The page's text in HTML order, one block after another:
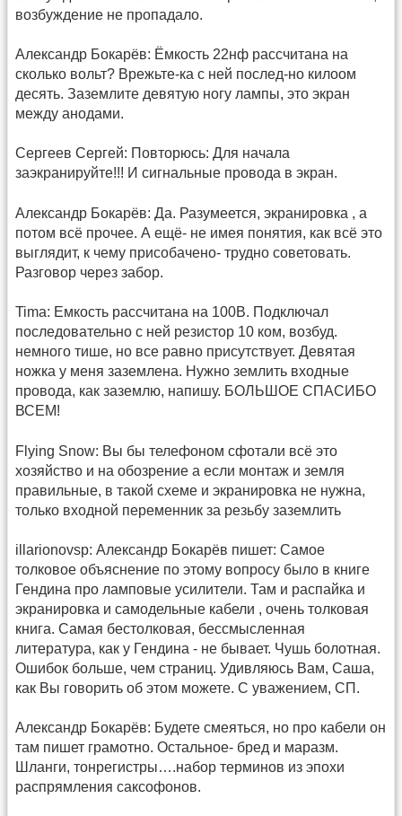
возбуждение не пропадало.
Александр Бокарёв: Ёмкость 22нф рассчитана на
сколько вольт? Врежьте-ка с ней послед-но килоом
десять. Заземлите девятую ногу лампы, это экран
между анодами.
Сергеев Сергей: Повторюсь: Для начала
заэкранируйте!!! И сигнальные провода в экран.
Александр Бокарёв: Да. Разумеется, экранировка , а
потом всё прочее. А ещё- не имея понятия, как всё это
выглядит, к чему присобачено- трудно советовать.
Разговор через забор.
Tima: Емкость рассчитана на 100В. Подключал
последовательно с ней резистор 10 ком, возбуд.
немного тише, но все равно присутствует. Девятая
ножка у меня заземлена. Нужно землить входные
провода, как заземлю, напишу. БОЛЬШОЕ СПАСИБО
ВСЕМ!
Flying Snow: Вы бы телефоном сфотали всё это
хозяйство и на обозрение а если монтаж и земля
правильные, в такой схеме и экранировка не нужна,
только входной переменник за резьбу заземлить
illarionovsp: Александр Бокарёв пишет: Самое
толковое объяснение по этому вопросу было в книге
Гендина про ламповые усилители. Там и распайка и
экранировка и самодельные кабели , очень толковая
книга. Самая бестолковая, бессмысленная
литература, как у Гендина - не бывает. Чушь болотная.
Ошибок больше, чем страниц. Удивляюсь Вам, Саша,
как Вы говорить об этом можете. С уважением, СП.
Александр Бокарёв: Будете смеяться, но про кабели он
там пишет грамотно. Остальное- бред и маразм.
Шланги, тонрегистры….набор терминов из эпохи
распрямления саксофонов.